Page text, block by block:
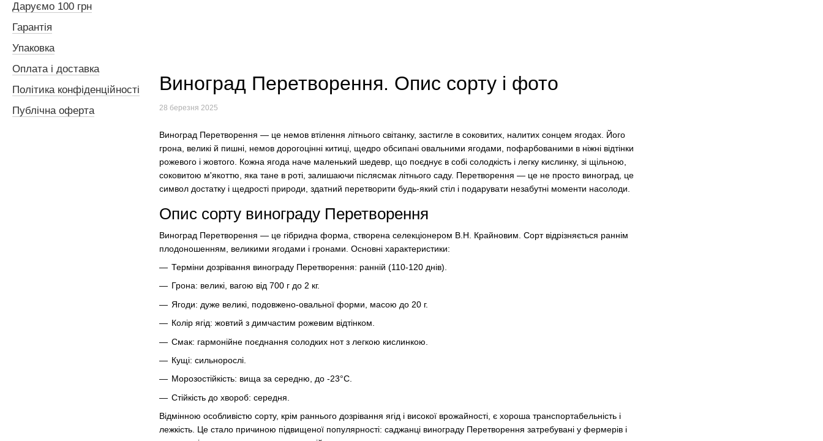
Виноград Перетворення. Опис сорту і фото
28 березня 2025
Виноград Перетворення — це немов втілення літнього світанку, застигле в соковитих, налитих сонцем ягодах. Його
грона, великі й пишні, немов дорогоцінні китиці, щедро обсипані овальними ягодами, пофарбованими в ніжні відтінки
рожевого і жовтого. Кожна ягода наче маленький шедевр, що поєднує в собі солодкість і легку кислинку, зі щільною,
соковитою м'якоттю, яка тане в роті, залишаючи післясмак літнього саду. Перетворення — це не просто виноград, це
символ достатку і щедрості природи, здатний перетворити будь-який стіл і подарувати незабутні моменти насолоди.
Опис сорту винограду Перетворення
Виноград Перетворення — це гібридна форма, створена селекціонером В.Н. Крайновим. Сорт відрізняється раннім
плодоношенням, великими ягодами і гронами. Основні характеристики:
Терміни дозрівання винограду Перетворення: ранній (110-120 днів).
Грона: великі, вагою від 700 г до 2 кг.
Ягоди: дуже великі, подовжено-овальної форми, масою до 20 г.
Колір ягід: жовтий з димчастим рожевим відтінком.
Смак: гармонійне поєднання солодких нот з легкою кислинкою.
Кущі: сильнорослі.
Морозостійкість: вища за середню, до -23°C.
Стійкість до хвороб: середня.
Відмінною особливістю сорту, крім раннього дозрівання ягід і високої врожайності, є хороша транспортабельність і
лежкість. Це стало причиною підвищеної популярності: саджанці винограду Перетворення затребувані у фермерів і
Даруємо 100 грн
Гарантія
Упаковка
Оплата і доставка
Політика конфіденційності
Публічна оферта